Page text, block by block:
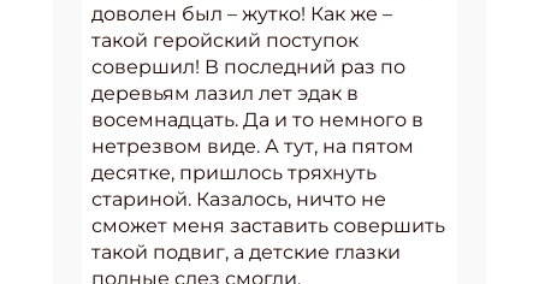
доволен был – жутко! Как же –
такой геройский поступок
совершил! В последний раз по
деревьям лазил лет эдак в
восемнадцать. Да и то немного в
нетрезвом виде. А тут, на пятом
десятке, пришлось тряхнуть
стариной. Казалось, ничто не
сможет меня заставить совершить
такой подвиг, а детские глазки
полные слез смогли.